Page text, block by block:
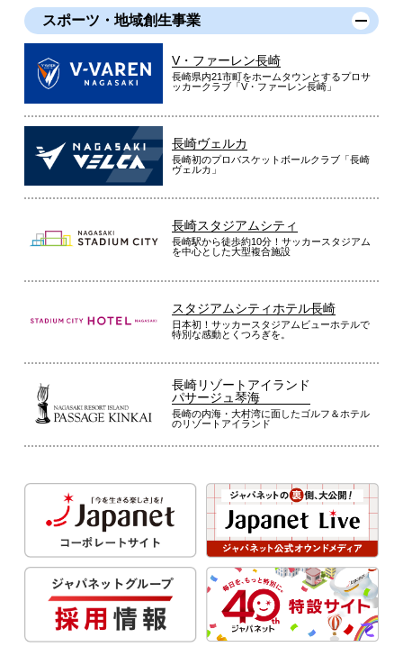
スポーツ・地域創生事業
V・ファーレン長崎
長崎県内21市町をホームタウンとするプロサ
ッカークラブ「V・ファーレン長崎」
長崎ヴェルカ
長崎初のプロバスケットボールクラブ「長崎
ヴェルカ」
長崎スタジアムシティ
長崎駅から徒歩約10分！サッカースタジアム
を中心とした大型複合施設
スタジアムシティホテル長崎
日本初！サッカースタジアムビューホテルで
特別な感動とくつろぎを。
長崎リゾートアイランド
パサージュ琴海
長崎の内海・大村湾に面したゴルフ＆ホテル
のリゾートアイランド